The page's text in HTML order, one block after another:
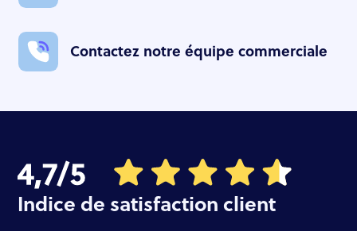
Contactez notre équipe commerciale
Indice de satisfaction client